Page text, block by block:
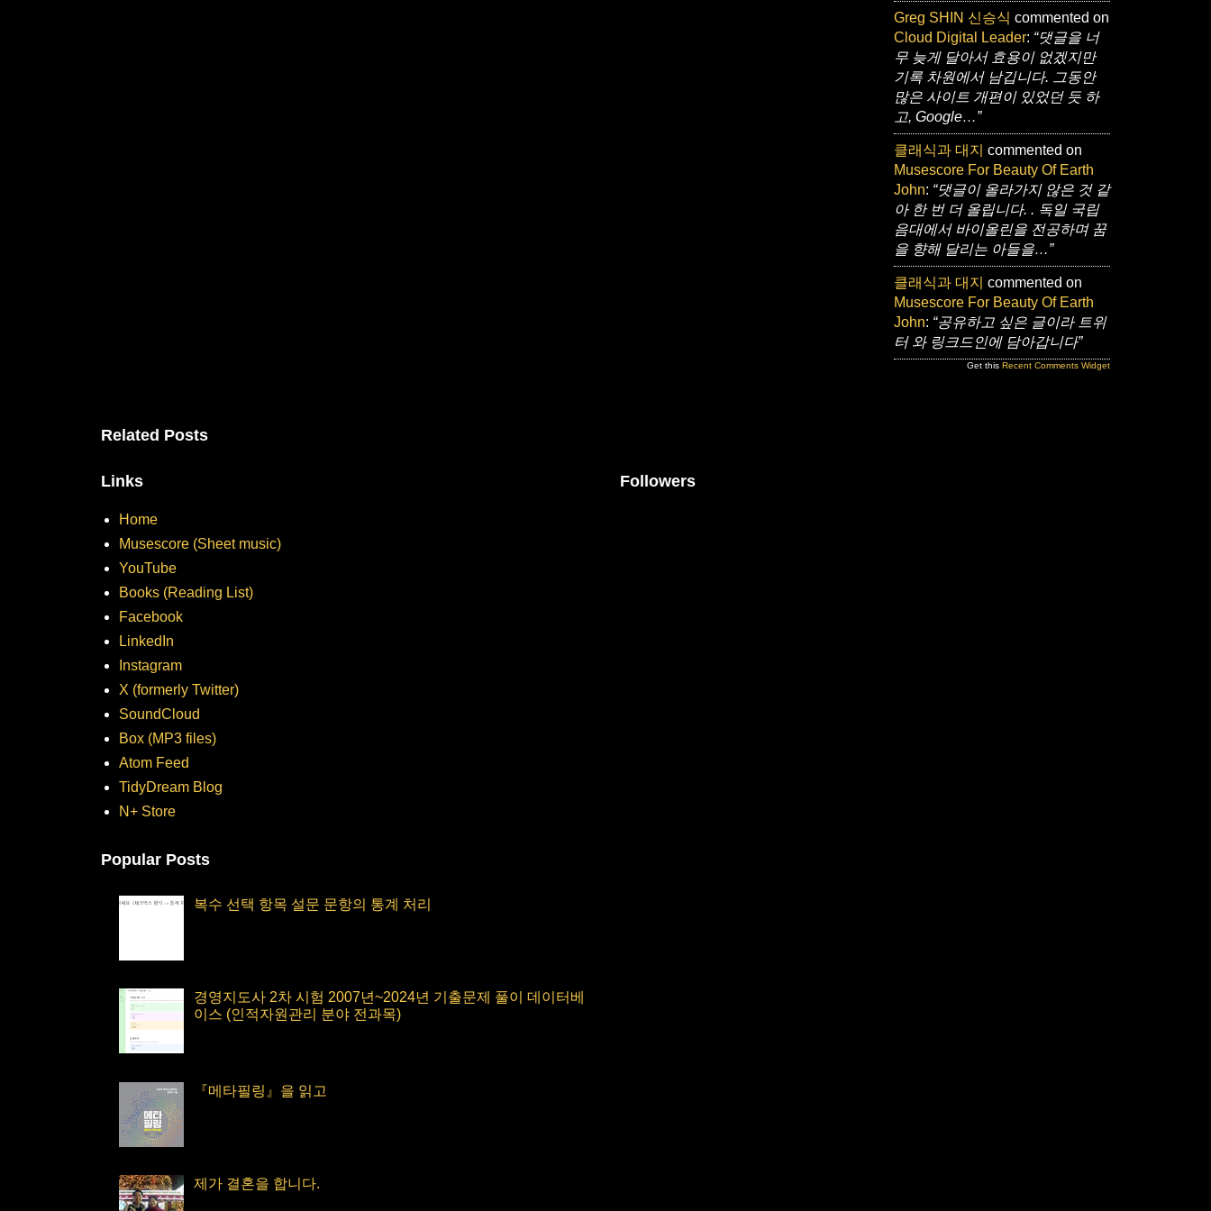
Greg SHIN 신승식 commented on
Cloud Digital Leader: “댓글을 너
무 늦게 달아서 효용이 없겠지만
기록 차원에서 남깁니다. 그동안
많은 사이트 개편이 있었던 듯 하
고, Google…”
클래식과 대지 commented on
Musescore For Beauty Of Earth
John: “댓글이 올라가지 않은 것 같
아 한 번 더 올립니다. . 독일 국립
음대에서 바이올린을 전공하며 꿈
을 향해 달리는 아들을…”
클래식과 대지 commented on
Musescore For Beauty Of Earth
John: “공유하고 싶은 글이라 트위
터 와 링크드인에 담아갑니다”
Get this Recent Comments Widget
Related Posts
Links
Home
Musescore (Sheet music)
YouTube
Books (Reading List)
Facebook
LinkedIn
Instagram
X (formerly Twitter)
SoundCloud
Box (MP3 files)
Atom Feed
TidyDream Blog
N+ Store
Popular Posts
복수 선택 항목 설문 문항의 통계 처리
경영지도사 2차 시험 2007년~2024년 기출문제 풀이 데이터베
이스 (인적자원관리 분야 전과목)
『메타필링』을 읽고
제가 결혼을 합니다.
Followers